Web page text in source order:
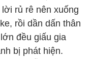
rủ rê nên xuống
rồi dần dấn thân
đều giấu gia
bị phát hiện.